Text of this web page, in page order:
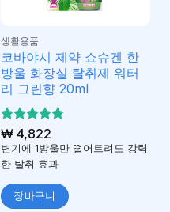
생활용품
코바야시 제약 쇼슈겐 한
방울 화장실 탈취제 워터
리 그린향 20ml
5 중에서
5로 평가
됨
₩4,822
변기에 1방울만 떨어트려도 강력
한 탈취 효과
장바구니